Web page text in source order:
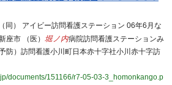
同） アイビー訪問看護ステーション 06年6月な
座市 （医） 堀ノ内病院訪問看護ステーションみ
防）訪問看護小川町日本赤十字社小川赤十字訪
documents/151166/r7-05-03-3_homonkango.p